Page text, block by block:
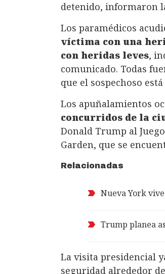
detenido, informaron
Los paramédicos
víctima con una
con heridas leves,
comunicado. Todas
que el sospechoso
Los apuñalamientos
concurridos de la
Donald Trump al
Garden, que se
Relacionadas
Nueva York
Trump planea
La visita presidencial
seguridad alrededor